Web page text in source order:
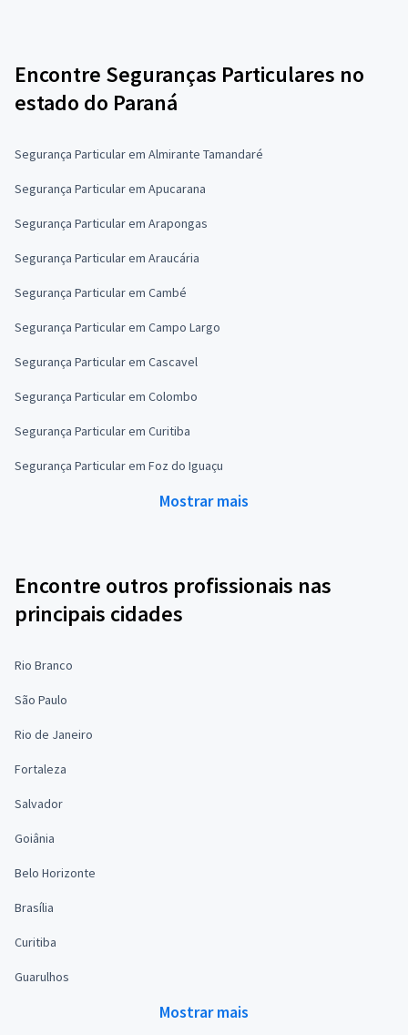
Encontre Seguranças Particulares no
estado do Paraná
Segurança Particular em Almirante Tamandaré
Segurança Particular em Apucarana
Segurança Particular em Arapongas
Segurança Particular em Araucária
Segurança Particular em Cambé
Segurança Particular em Campo Largo
Segurança Particular em Cascavel
Segurança Particular em Colombo
Segurança Particular em Curitiba
Segurança Particular em Foz do Iguaçu
Mostrar mais
Encontre outros profissionais nas
principais cidades
Rio Branco
São Paulo
Rio de Janeiro
Fortaleza
Salvador
Goiânia
Belo Horizonte
Brasília
Curitiba
Guarulhos
Mostrar mais